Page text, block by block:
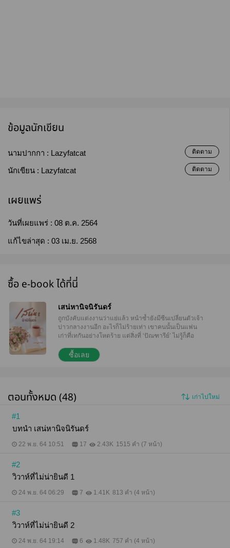
ข้อมูลนักเขียน
นามปากกา : Lazyfatcat ติดตาม
นักเขียน : Lazyfatcat ติดตาม
เผยแพร่
วันที่เผยแพร่ : 08 ต.ค. 2564
แก้ไขล่าสุด : 03 เม.ย. 2568
ซื้อ e-book ได้ที่นี่
เสน่หานิจนิรันดร์
ถูกบังคับแต่งงานว่าแย่แล้ว หนำซ้ำยังมีซีนเปลี่ยนตัวเจ้า
บ่าวกลางงานอีก อะไรก็ไม่ร้ายเท่า เขาคนนั้นเป็นแฟน
เก่าที่เทกันอย่างโหดร้าย แต่สิ่งที่ ‘ปัณฑารีย์’ ไม่รู้ก็คือ
มาตลอดว่าลืมอดีตไปหมดแล้ว ทว่ายิ่งใกล้ชิด ‘ณธีร์’ ยิ่ง
มั่นใจ ทิฐิกินไม่ได้ เมียสิกินได้ ห้าปีที่แยกจาก เขาไม่เคย
เรื่องต่อจาก เสน่หานอกสมรส (พระเอกเป็นพี่น้องกัน) ต้น
ราคาประหยัดที่สุดค่ะ
ซื้อเลย
ตอนทั้งหมด (48) เก่าไปใหม่
#1
บทนำ เสน่หานิจนิรันดร์
22 พ.ย. 64 10:51 17 2.43K 1515 คำ (7 หน้า)
#2
วิวาห์ที่ไม่น่ายินดี 1
24 พ.ย. 64 06:29 7 1.41K 813 คำ (4 หน้า)
#3
วิวาห์ที่ไม่น่ายินดี 2
24 พ.ย. 64 19:14 6 1.48K 757 คำ (4 หน้า)